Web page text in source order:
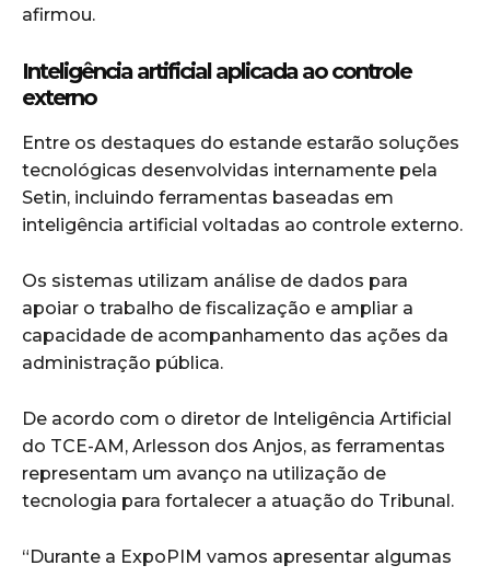
afirmou.
Inteligência artificial aplicada ao controle
externo
Entre os destaques do estande estarão soluções
tecnológicas desenvolvidas internamente pela
Setin, incluindo ferramentas baseadas em
inteligência artificial voltadas ao controle externo.
Os sistemas utilizam análise de dados para
apoiar o trabalho de fiscalização e ampliar a
capacidade de acompanhamento das ações da
administração pública.
De acordo com o diretor de Inteligência Artificial
do TCE-AM, Arlesson dos Anjos, as ferramentas
representam um avanço na utilização de
tecnologia para fortalecer a atuação do Tribunal.
“Durante a ExpoPIM vamos apresentar algumas